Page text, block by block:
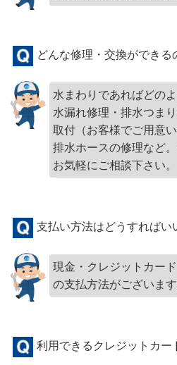
どんな修理・交換ができる
水まわりであればどの
水漏れ修理・排水つま
取付（お客様でご用意
排水ホースの修理など
お気軽にご相談下さい。
支払い方法はどうすればい
現金・クレジットカー
の支払方法がございます
利用できるクレジットカー